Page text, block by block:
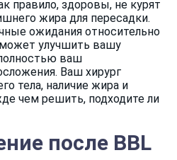
правило, здоровы, не курят
жира для пересадки.
ожидания относительно
может улучшить вашу
ваш
Ваш хирург
тела, наличие жира и
чем решить, подходите ли
после BBL